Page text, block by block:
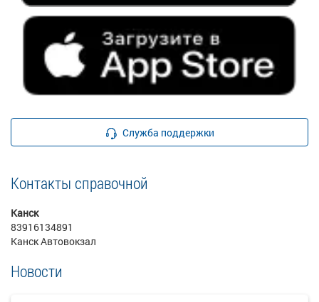
Служба поддержки
Контакты справочной
Канск
83916134891
Канск Автовокзал
Новости